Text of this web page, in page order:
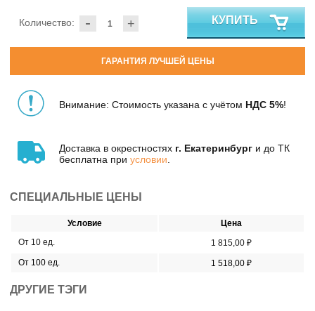
- +
Количество: КУПИТЬ
ГАРАНТИЯ ЛУЧШЕЙ ЦЕНЫ
Внимание: Стоимость указана с учётом НДС 5%!
Доставка в окрестностях г. Екатеринбург и до ТК
бесплатна при условии
СПЕЦИАЛЬНЫЕ ЦЕНЫ
Условие
Цена
От 10 ед.
1 815,00 ₽
От 100 ед.
1 518,00 ₽
ДРУГИЕ ТЭГИ